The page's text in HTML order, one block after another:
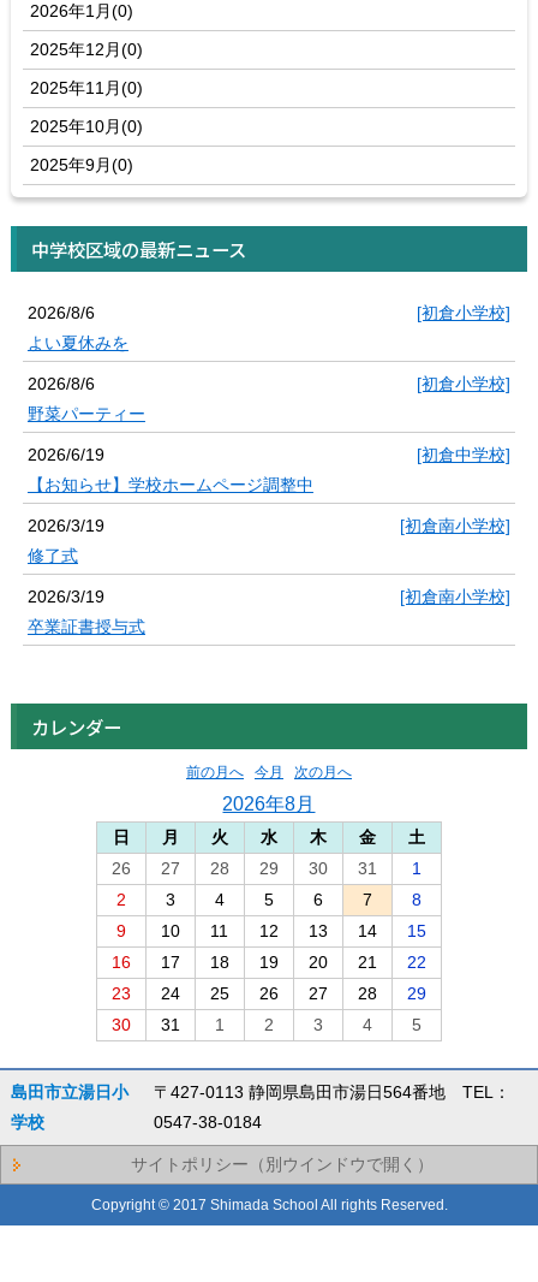
2026年1月(0)
2025年12月(0)
2025年11月(0)
2025年10月(0)
2025年9月(0)
中学校区域の最新ニュース
2026/8/6
[初倉小学校]
よい夏休みを
2026/8/6
[初倉小学校]
野菜パーティー
2026/6/19
[初倉中学校]
【お知らせ】学校ホームページ調整中
2026/3/19
[初倉南小学校]
修了式
2026/3/19
[初倉南小学校]
卒業証書授与式
カレンダー
前の月へ 今月 次の月へ
2026年8月
日 月 火 水 木 金
土
26
27 28 29 30 31
1
2
3 4 5 6 7
8
9
10 11 12 13 14
15
16
17 18 19 20 21
22
23
24 25 26 27 28
29
30
31 1 2 3 4 5
島田市立湯日小
学校
〒427-0113 静岡県島田市湯日564番地 TEL：
0547-38-0184
サイトポリシー（別ウインドウで開く）
Copyright © 2017 Shimada School All rights Reserved.